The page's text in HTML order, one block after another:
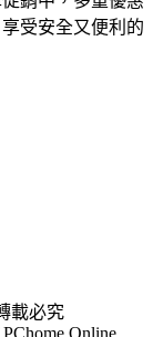
受安全又便利的
載必究